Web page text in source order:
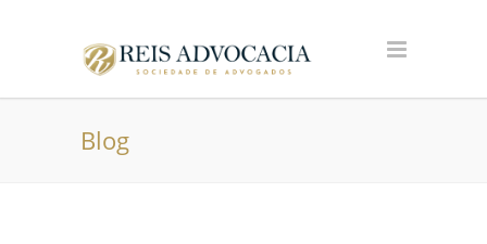
Blog